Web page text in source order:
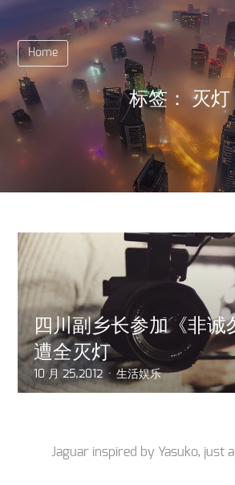
Home
标签：灭灯
四川副乡长参加《非诚
遭全灭灯
10 月 25,2012 生活娱乐
Jaguar inspired by Yasuko, just a